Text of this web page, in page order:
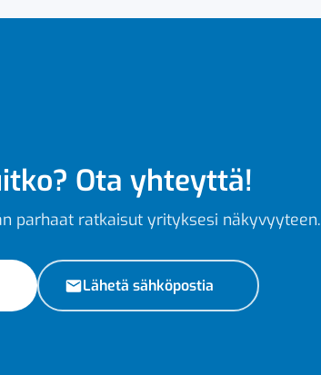
Ota yhteyttä!
parhaat ratkaisut yrityksesi näkyvyyteen.
Lähetä sähköpostia